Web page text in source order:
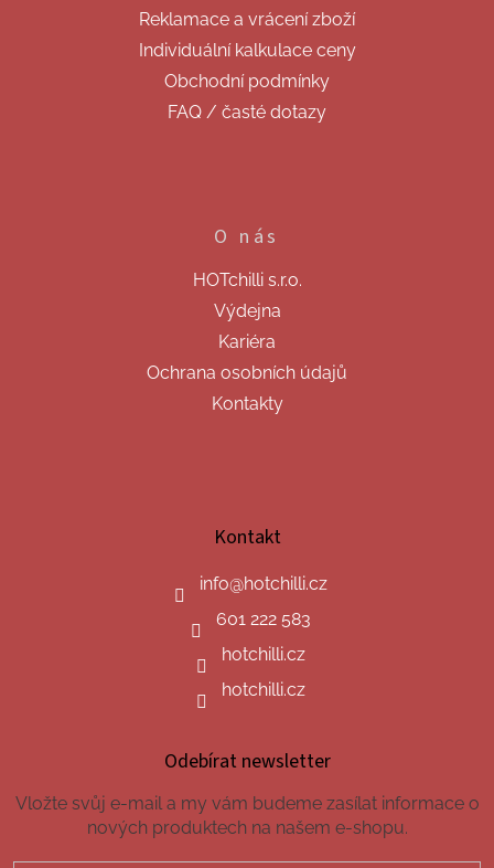
Reklamace a vrácení zboží
Individuální kalkulace ceny
Obchodní podmínky
FAQ / časté dotazy
O nás
HOTchilli s.r.o.
Výdejna
Kariéra
Ochrana osobních údajů
Kontakty
Kontakt
info@hotchilli.cz
601 222 583
hotchilli.cz
hotchilli.cz
Odebírat newsletter
Vložte svůj e-mail a my vám budeme zasílat informace o
nových produktech na našem e-shopu.